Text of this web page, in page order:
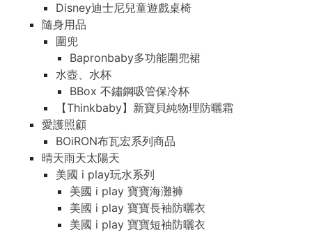
Disney迪士尼兒童遊戲桌椅
隨身用品
圍兜
Bapronbaby多功能圍兜裙
水壺、水杯
BBox 不鏽鋼吸管保冷杯
【Thinkbaby】新寶貝純物理防曬霜
愛護照顧
BOiRON布瓦宏系列商品
晴天雨天太陽天
美國 i play玩水系列
美國 i play 寶寶海灘褲
美國 i play 寶寶長袖防曬衣
美國 i play 寶寶短袖防曬衣